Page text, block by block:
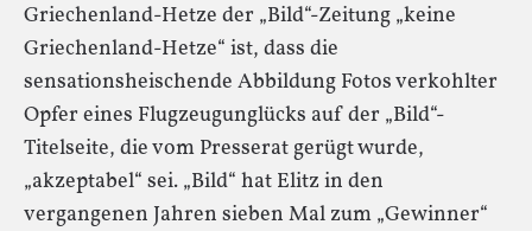
Griechenland-Hetze der „Bild“-Zeitung „keine
Griechenland-Hetze“ ist, dass die
sensationsheischende Abbildung Fotos verkohlter
Opfer eines Flugzeugunglücks auf der „Bild“-
Titelseite, die vom Presserat gerügt wurde,
„akzeptabel“ sei. „Bild“ hat Elitz in den
vergangenen Jahren sieben Mal zum „Gewinner“